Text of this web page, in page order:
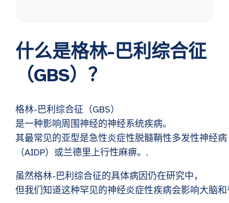
什么是格林-巴利综合征
（GBS）？
格林-巴利综合征（GBS）
是一种影响周围神经的神经系统疾病。
其最常见的亚型是急性炎症性脱髓鞘性多发性神经病
（AIDP）或兰德里上行性麻痹。.
虽然格林-巴利综合征的具体病因仍在研究中，
但我们知道这种罕见的神经炎症性疾病会影响大脑